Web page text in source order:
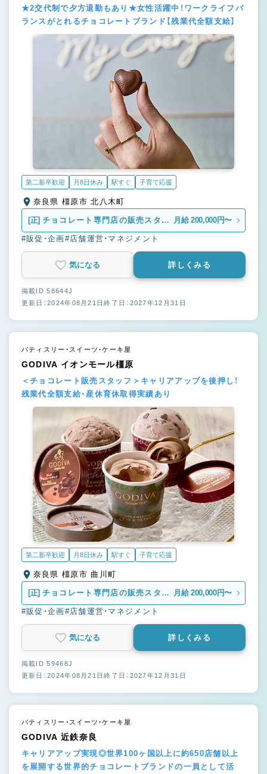
★2交代制で夕方退勤もあり★女性活躍中！ワークライフバ
ランスがとれるチョコレートブランド【残業代全額支給】
第二新卒歓迎 月8日休み 駅すぐ 子育て応援
奈良県 橿原市 北八木町
[正] チョコレート専門店の販売スタッ
フ
月給 200,000円〜
#販促・企画#店舗運営・マネジメント
気になる 詳しくみる
掲載ID 58644J
更新日：2024年08月21日終了日：2027年12月31日
パティスリー・スイーツ・ケーキ屋
GODIVA イオンモール橿原
＜チョコレート販売スタッフ＞キャリアアップを後押し！
残業代全額支給・産休育休取得実績あり
第二新卒歓迎 月8日休み 駅すぐ 子育て応援
奈良県 橿原市 曲川町
[正] チョコレート専門店の販売スタッ
フ
月給 200,000円〜
#販促・企画#店舗運営・マネジメント
気になる 詳しくみる
掲載ID 59468J
更新日：2024年08月21日終了日：2027年12月31日
パティスリー・スイーツ・ケーキ屋
GODIVA 近鉄奈良
キャリアアップ実現◎世界100ヶ国以上に約650店舗以上
を展開する世界的チョコレートブランドの一員として活